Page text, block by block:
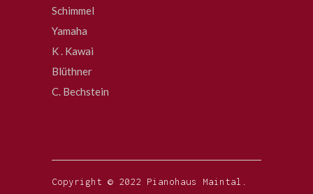
Schimmel
Yamaha
K . Kawai
Blüthner
C. Bechstein
Copyright © 2022 Pianohaus Maintal.